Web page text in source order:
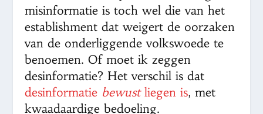
misinformatie is toch wel die van het
establishment dat weigert de oorzaken
van de onderliggende volkswoede te
benoemen. Of moet ik zeggen
desinformatie? Het verschil is dat
desinformatie bewustliegen is, met
kwaadaardige bedoeling.